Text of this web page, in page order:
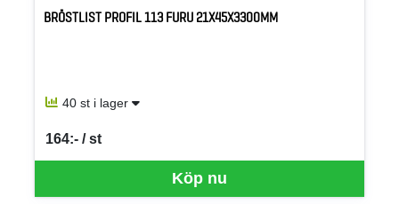
BRÖSTLIST PROFIL 113 FURU 21X45X3300MM
40 st i lager
Köp nu
164:- / st
SEK per ST